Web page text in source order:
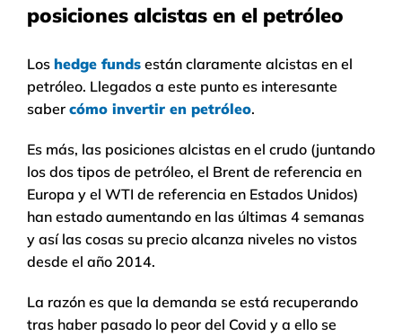
posiciones alcistas en el petróleo
Los hedge funds están claramente alcistas en el
petróleo. Llegados a este punto es interesante
saber cómo invertir en petróleo.
Es más, las posiciones alcistas en el crudo (juntando
los dos tipos de petróleo, el Brent de referencia en
Europa y el WTI de referencia en Estados Unidos)
han estado aumentando en las últimas 4 semanas
y así las cosas su precio alcanza niveles no vistos
desde el año 2014.
La razón es que la demanda se está recuperando
tras haber pasado lo peor del Covid y a ello se